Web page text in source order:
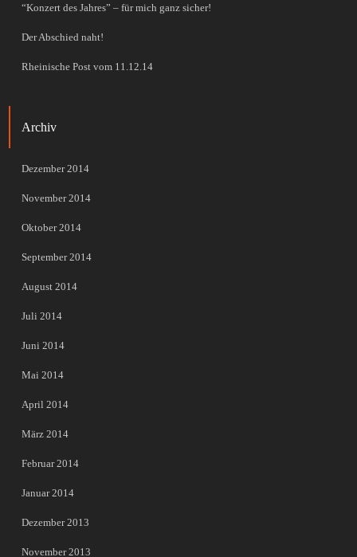
“Konzert des Jahres” – für mich ganz sicher!
Der Abschied naht!
Rheinische Post vom 11.12.14
Archiv
Dezember 2014
November 2014
Oktober 2014
September 2014
August 2014
Juli 2014
Juni 2014
Mai 2014
April 2014
März 2014
Februar 2014
Januar 2014
Dezember 2013
November 2013